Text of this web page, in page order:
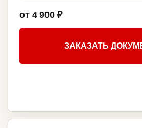
от 4 900 ₽
ЗАКАЗАТЬ